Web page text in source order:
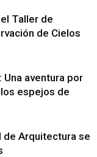
Taller de
de Cielos
aventura por
espejos de
de Arquitectura se